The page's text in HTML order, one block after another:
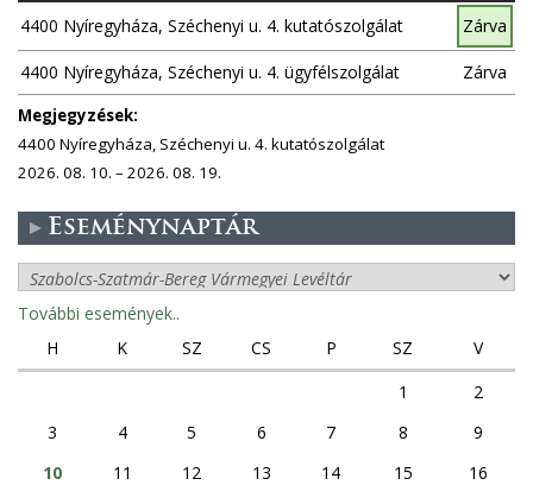
4400 Nyíregyháza, Széchenyi u. 4. kutatószolgálat Zárva
4400 Nyíregyháza, Széchenyi u. 4. ügyfélszolgálat Zárva
Megjegyzések:
4400 Nyíregyháza, Széchenyi u. 4. kutatószolgálat
2026. 08. 10. – 2026. 08. 19.
Eseménynaptár
További események..
H
K SZ CS P SZ
V
1
2
3
4 5 6 7 8
9
10
11 12 13 14 15
16